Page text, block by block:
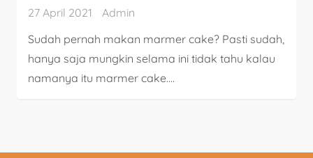
27 April 2021
Admin
Sudah pernah makan marmer cake? Pasti sudah,
hanya saja mungkin selama ini tidak tahu kalau
namanya itu marmer cake....